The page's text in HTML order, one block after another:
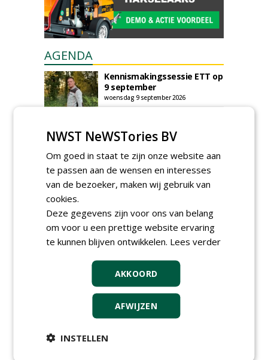
AGENDA
Kennismakingssessie ETT op
9 september
woensdag 9 september 2026
Boomverzorgersdag voor
boomprofessionals
Event: De stad van de
toekomst begint in de
openbare ruimte
NWST NeWSTories BV
Om goed in staat te zijn onze website aan
te passen aan de wensen en interesses
van de bezoeker, maken wij gebruik van
cookies.
Deze gegevens zijn voor ons van belang
om voor u een prettige website ervaring
te kunnen blijven ontwikkelen. Lees verder
AKKOORD
AFWIJZEN
INSTELLEN